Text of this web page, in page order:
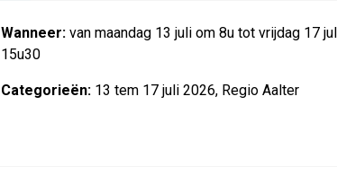
Wanneer: van maandag 13 juli om 8u tot vrijdag 17
15u30
Categorieën: 13 tem 17 juli 2026, Regio Aalter